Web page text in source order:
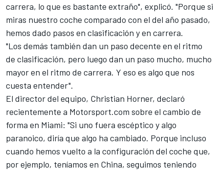
carrera, lo que es bastante extraño", explicó. "Porque si
miras nuestro coche comparado con el del año pasado,
hemos dado pasos en clasificación y en carrera.
"Los demás también dan un paso decente en el ritmo
de clasificación, pero luego dan un paso mucho, mucho
mayor en el ritmo de carrera. Y eso es algo que nos
cuesta entender".
El director del equipo, Christian Horner, declaró
recientemente a Motorsport.com sobre el cambio de
forma en Miami: "Si uno fuera escéptico y algo
paranoico, diría que algo ha cambiado. Porque incluso
cuando hemos vuelto a la configuración del coche que,
por ejemplo, teníamos en China, seguimos teniendo